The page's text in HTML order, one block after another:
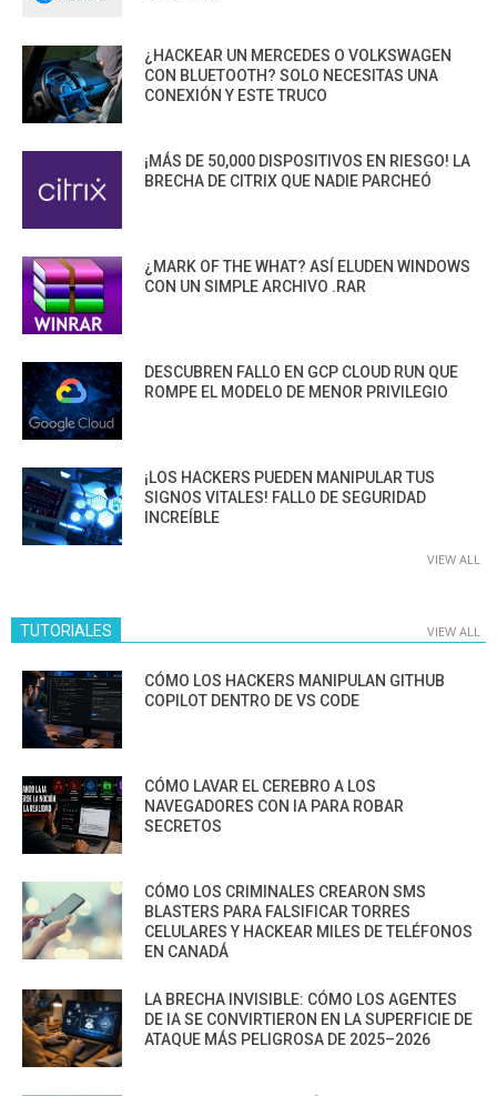
¿HACKEAR UN MERCEDES O VOLKSWAGEN
CON BLUETOOTH? SOLO NECESITAS UNA
CONEXIÓN Y ESTE TRUCO
¡MÁS DE 50,000 DISPOSITIVOS EN RIESGO! LA
BRECHA DE CITRIX QUE NADIE PARCHEÓ
¿MARK OF THE WHAT? ASÍ ELUDEN WINDOWS
CON UN SIMPLE ARCHIVO .RAR
DESCUBREN FALLO EN GCP CLOUD RUN QUE
ROMPE EL MODELO DE MENOR PRIVILEGIO
¡LOS HACKERS PUEDEN MANIPULAR TUS
SIGNOS VITALES! FALLO DE SEGURIDAD
INCREÍBLE
VIEW ALL
TUTORIALES VIEW ALL
CÓMO LOS HACKERS MANIPULAN GITHUB
COPILOT DENTRO DE VS CODE
CÓMO LAVAR EL CEREBRO A LOS
NAVEGADORES CON IA PARA ROBAR
SECRETOS
CÓMO LOS CRIMINALES CREARON SMS
BLASTERS PARA FALSIFICAR TORRES
CELULARES Y HACKEAR MILES DE TELÉFONOS
EN CANADÁ
LA BRECHA INVISIBLE: CÓMO LOS AGENTES
DE IA SE CONVIRTIERON EN LA SUPERFICIE DE
ATAQUE MÁS PELIGROSA DE 2025–2026